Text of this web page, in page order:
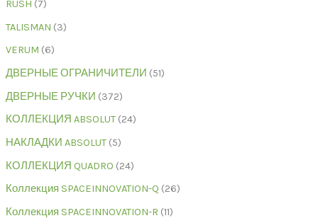
RUSH 7
TALISMAN 3
VERUM 6
ДВЕРНЫЕ ОГРАНИЧИТЕЛИ 51
ДВЕРНЫЕ РУЧКИ 372
КОЛЛЕКЦИЯ ABSOLUT 24
НАКЛАДКИ ABSOLUT 5
КОЛЛЕКЦИЯ QUADRO 24
Коллекция SPACEINNOVATION-Q 26
Коллекция SPACEINNOVATION-R 11